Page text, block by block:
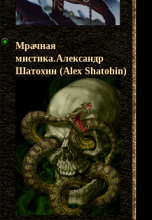
Мрачная
мистика.Александр
Шатохин (Alex Shatohin)